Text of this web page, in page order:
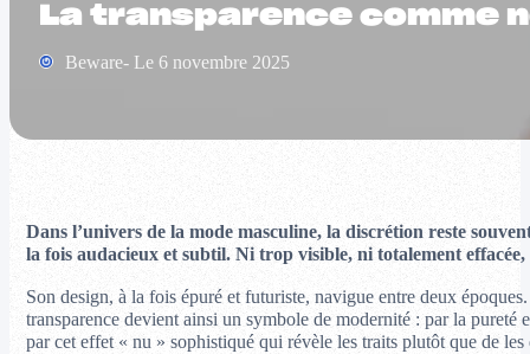
La transparence comme
Beware- Le 6 novembre 2025
Dans l’univers de la mode masculine, la discrétion reste
la fois audacieux et subtil. Ni trop visible, ni totalement
Son design, à la fois épuré et futuriste, navigue entre deux
transparence devient ainsi un symbole de modernité : par la pureté
par cet effet « nu » sophistiqué qui révèle les traits plutôt que de les